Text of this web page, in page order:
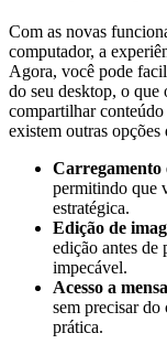
Com as novas⁢
computador, a
Agora, você pode
do seu desktop, o que
compartilhar
existem outras
Carregamento
permitindo‍ que
estratégica.
Edição⁢ de
edição ⁤antes de
impecável.
Acesso ⁤a
sem precisar
prática.